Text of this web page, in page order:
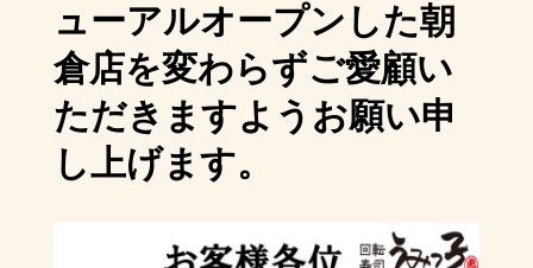
ューアルオープンした朝
倉店を変わらずご愛顧い
ただきますようお願い申
し上げます。